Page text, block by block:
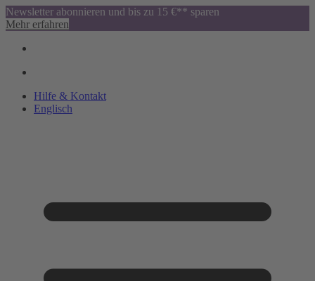
Newsletter abonnieren und bis zu 15 €** sparen
Mehr erfahren
Hilfe & Kontakt
Englisch